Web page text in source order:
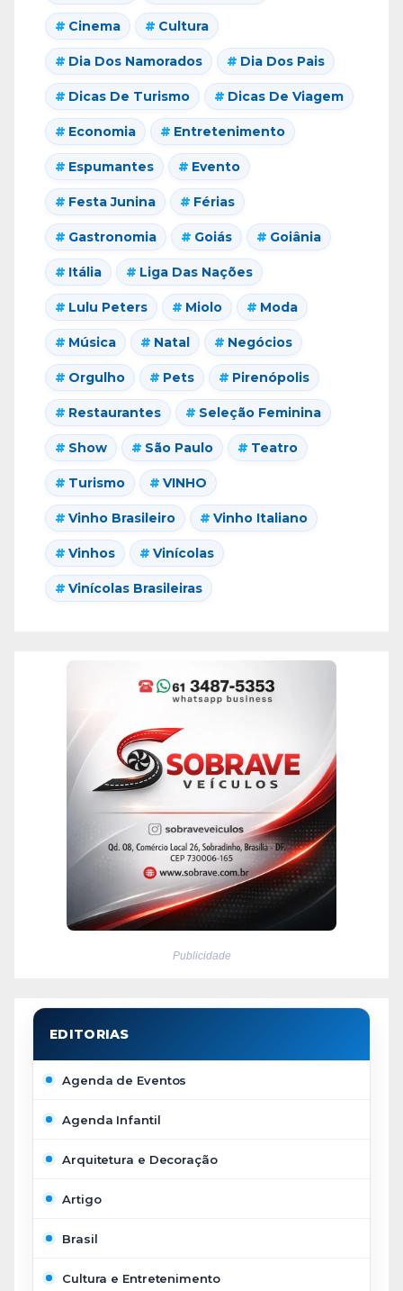
Cinema Cultura
Dia Dos Namorados Dia Dos Pais
Dicas De Turismo Dicas De Viagem
Economia Entretenimento
Espumantes Evento
Festa Junina Férias
Gastronomia Goiás Goiânia
Itália Liga Das Nações
Lulu Peters Miolo Moda
Música Natal Negócios
Orgulho Pets Pirenópolis
Restaurantes Seleção Feminina
Show São Paulo Teatro
Turismo VINHO
Vinho Brasileiro Vinho Italiano
Vinhos Vinícolas
Vinícolas Brasileiras
Publicidade
Agenda de Eventos
Agenda Infantil
Arquitetura e Decoração
Artigo
Brasil
Cultura e Entretenimento